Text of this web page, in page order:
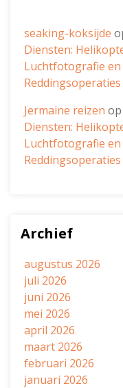
seaking-koksijde
Diensten:
Luchtfotografie
Jermaine reizen op
Diensten:
Luchtfotografie
Archief
augustus 2026
juli 2026
juni 2026
mei 2026
april 2026
maart 2026
februari 2026
januari 2026